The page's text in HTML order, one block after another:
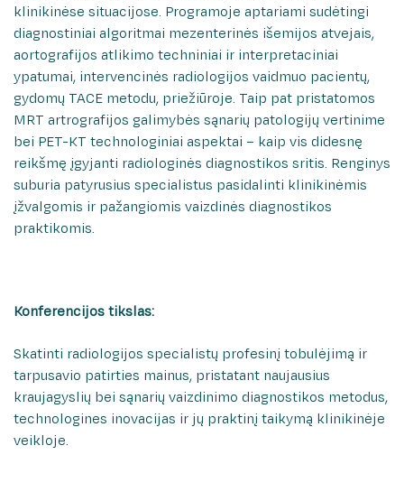
klinikinėse situacijose. Programoje aptariami sudėtingi
diagnostiniai algoritmai mezenterinės išemijos atvejais,
aortografijos atlikimo techniniai ir interpretaciniai
ypatumai, intervencinės radiologijos vaidmuo pacientų,
gydomų TACE metodu, priežiūroje. Taip pat pristatomos
MRT artrografijos galimybės sąnarių patologijų vertinime
bei PET-KT technologiniai aspektai – kaip vis didesnę
reikšmę įgyjanti radiologinės diagnostikos sritis. Renginys
suburia patyrusius specialistus pasidalinti klinikinėmis
įžvalgomis ir pažangiomis vaizdinės diagnostikos
praktikomis.
Konferencijos tikslas:
Skatinti radiologijos specialistų profesinį tobulėjimą ir
tarpusavio patirties mainus, pristatant naujausius
kraujagyslių bei sąnarių vaizdinimo diagnostikos metodus,
technologines inovacijas ir jų praktinį taikymą klinikinėje
veikloje.